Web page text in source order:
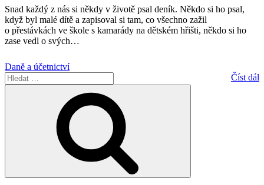
Snad každý z nás si někdy v životě psal deník. Někdo si ho psal,
když byl malé dítě a zapisoval si tam, co všechno zažil
o přestávkách ve škole s kamarády na dětském hřišti, někdo si ho
zase vedl o svých…
Daně a účetnictví
Číst dál
Hledat: